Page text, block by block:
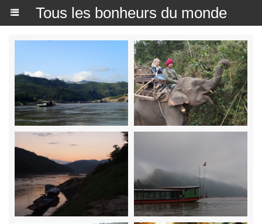
Tous les bonheurs du monde